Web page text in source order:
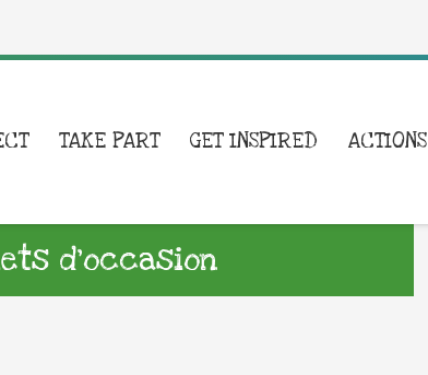
TAKE PART GET INSPIRED ACTIONS
d’occasion